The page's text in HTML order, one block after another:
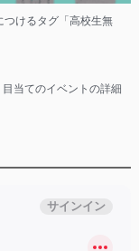
けるタグ「高校生無
当てのイベントの詳細